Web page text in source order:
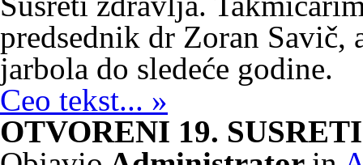
predsednik dr Zoran Savič,
jarbola do sledeće godine.
Ceo tekst... »
OTVORENI 19.